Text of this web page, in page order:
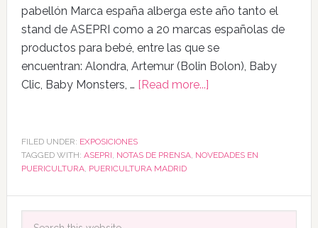
pabellón Marca españa alberga este año tanto el
stand de ASEPRI como a 20 marcas españolas de
productos para bebé, entre las que se
encuentran: Alondra, Artemur (Bolin Bolon), Baby
Clic, Baby Monsters, … [Read more...]
FILED UNDER: EXPOSICIONES
TAGGED WITH: ASEPRI, NOTAS DE PRENSA, NOVEDADES EN
PUERICULTURA, PUERICULTURA MADRID